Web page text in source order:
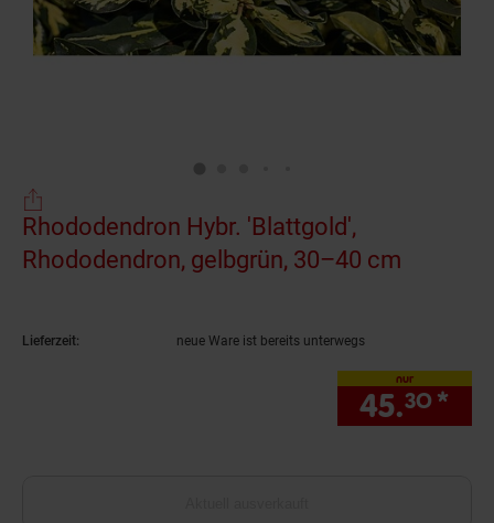
Rhododendron Hybr. 'Blattgold',
Rhododendron, gelbgrün, 30–40 cm
Lieferzeit: neue Ware ist bereits unterwegs
nur
45.30 *